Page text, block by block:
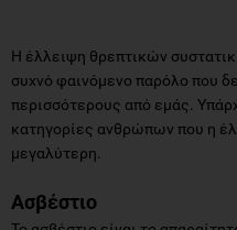
Η έλλειψη θρεπτικών
συχνό φαινόμενο παρόλο που
περισσότερους από εμάς.
κατηγορίες ανθρώπων που η
μεγαλύτερη.
Ασβέστιο